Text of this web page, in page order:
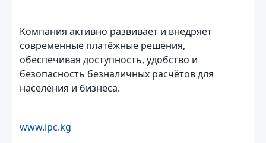
Компания активно развивает и внедряет
современные платёжные решения,
обеспечивая доступность, удобство и
безопасность безналичных расчётов для
населения и бизнеса.
www.ipc.kg